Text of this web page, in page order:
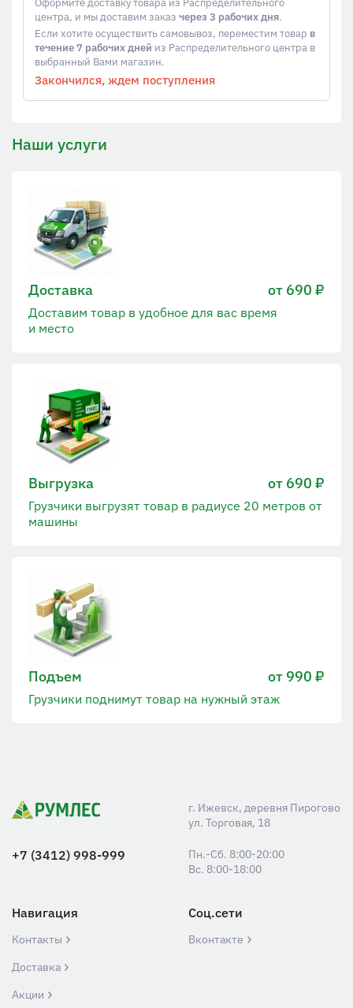
центра, и мы доставим заказ через 3 рабочих дня.
Если хотите осуществить самовывоз, переместим товар в
течение 7 рабочих дней из Распределительного центра в
выбранный Вами магазин.
Закончился, ждем поступления
Наши услуги
Доставка от 690 ₽
Доставим товар в удобное для вас время
и место
Выгрузка от 690 ₽
Грузчики выгрузят товар в радиусе 20 метров от
машины
Подъем от 990 ₽
Грузчики поднимут товар на нужный этаж
г. Ижевск, деревня Пирогово
ул. Торговая, 18
+7 (3412) 998-999
Пн.-Сб. 8:00-20:00
Вс. 8:00-18:00
Навигация
Контакты
Доставка
Акции
Соц.сети
Вконтакте